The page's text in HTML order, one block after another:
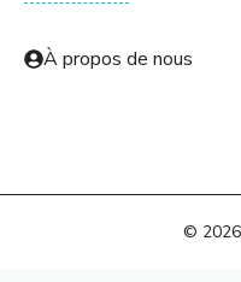
À propos de nous
©